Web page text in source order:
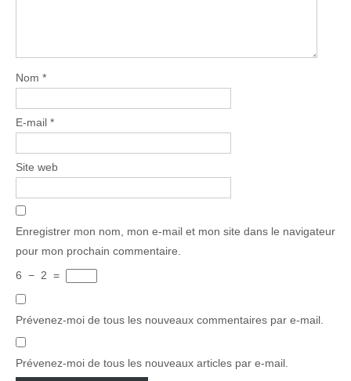
Nom *
E-mail *
Site web
Enregistrer mon nom, mon e-mail et mon site dans le navigateur
pour mon prochain commentaire.
6 − 2 =
Prévenez-moi de tous les nouveaux commentaires par e-mail.
Prévenez-moi de tous les nouveaux articles par e-mail.